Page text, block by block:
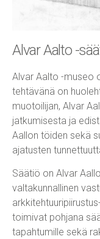
Alvar Aalto -
Alvar Aalto -museo
tehtävänä on
muotoilijan, Alvar
jatkumisesta ja
Aallon töiden sekä
ajatusten
Säätiö on Alvar
valtakunnallinen
toimivat pohjana
tapahtumille sekä